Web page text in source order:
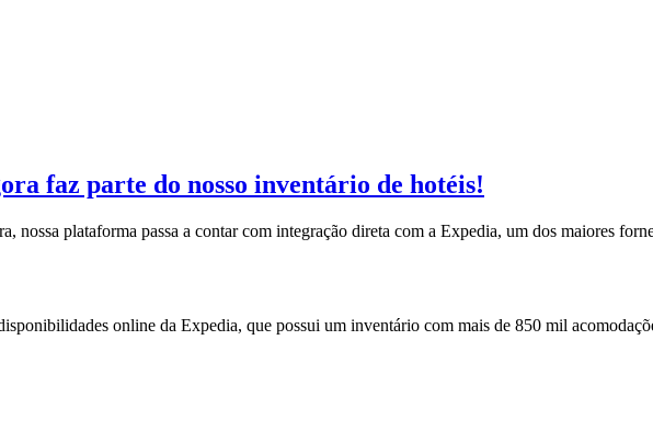
faz parte do nosso inventário de hotéis!
nossa plataforma passa a contar com integração direta com a Expedia, um dos maiores
online da Expedia, que possui um inventário com mais de 850 mil